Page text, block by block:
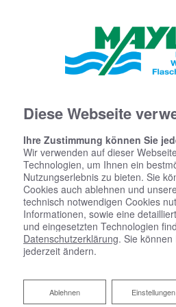
Diese Webseite
Ihre Zustimmung können Sie
Wir verwenden auf dieser
Technologien, um Ihnen ein
Nutzungserlebnis zu bieten. Sie
Cookies auch ablehnen und
technisch notwendigen Cookies
Informationen, sowie eine
und eingesetzten Technologien
Datenschutzerklärung. Sie können
jederzeit ändern.
Einstellungen
Ablehnen
Ablehnen